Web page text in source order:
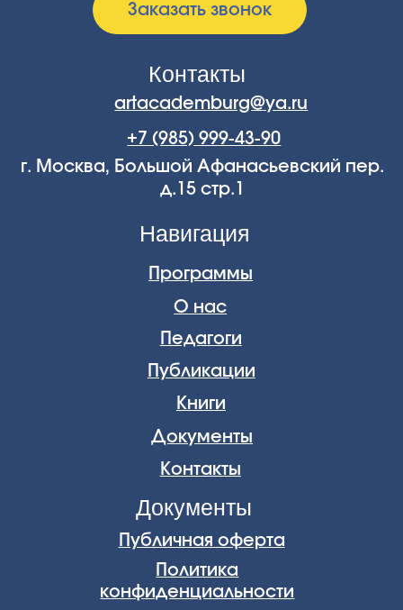
Публичная оферта
Политика конфиденциальности